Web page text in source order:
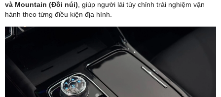
và Mountain (Đồi núi), giúp người lái tùy chỉnh trải nghiệm vận
hành theo từng điều kiện địa hình.